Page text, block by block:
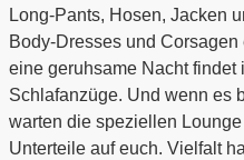
Long-Pants, Hosen, Jacken
Body-Dresses und
eine geruhsame Nacht findet
Schlafanzüge. Und wenn es
warten die speziellen
Unterteile auf euch. Vielfalt